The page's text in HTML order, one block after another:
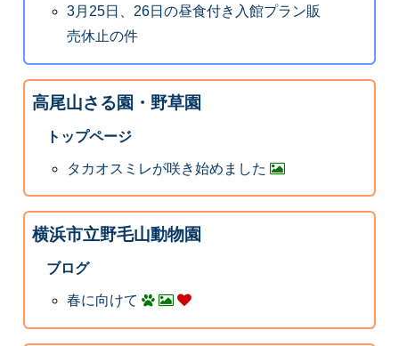
3月25日、26日の昼食付き入館プラン販
売休止の件
高尾山さる園・野草園
トップページ
タカオスミレが咲き始めました
横浜市立野毛山動物園
ブログ
春に向けて